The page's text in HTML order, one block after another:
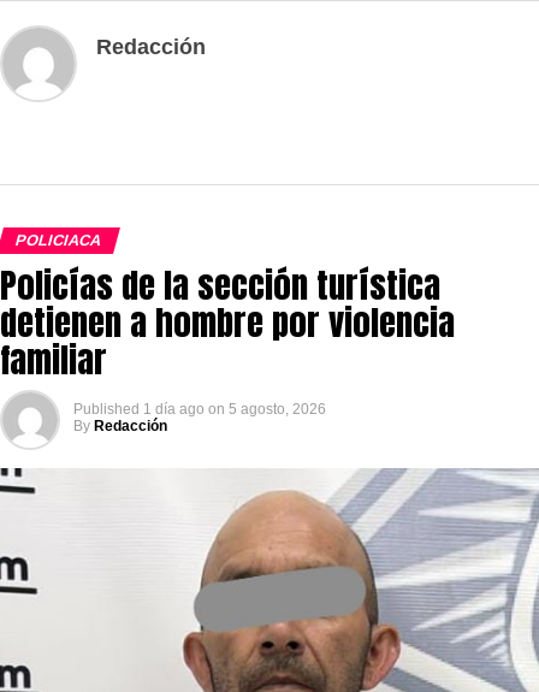
Redacción
POLICIACA
Policías de la sección turística
detienen a hombre por violencia
familiar
Published 1 día ago on 5 agosto, 2026
By Redacción